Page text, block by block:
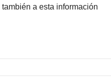
a esta información